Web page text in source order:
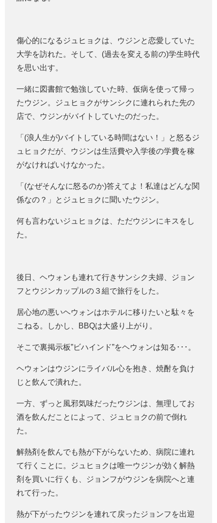
傷心的になるジュヒョクは、ウジンと恋愛していた
大学を訪れた。そして、(過去を変える前の)学生時代
を思い出す。
一緒に図書館で勉強していた時、仮病を使って帰っ
たウジン。ジュヒョクがサンシクに連れられた先の
店で、ウジンがバイトしていたのだった。
「(浪人生が)バイトしている時間はない！」と怒るジ
ュヒョクだが、ウジンは生活費や入学後の学費を稼
がなければいけなかった。
「(なぜそんなに怒るのか)答えてよ！私達はどんな関
係なの？」とジュヒョクに聞いたウジン。
何も言わないジュヒョクは、ただウジンにキスをし
た。
後日、ヘウォンも連れて行きサンシク夫婦、ジョン
フとウジンカップルの３組で旅行をした。
居心地の悪いヘウォンはホテルに移りたいと駄々を
こねる。しかし、BBQは大盛り上がり。
そこで裏掲示板”ビハインド”をヘウォンは知る･･･。
ヘウォンはウジンにライバル心を抱き、焼酎を負け
じと飲んで潰れた。
一方、ずっと風邪気味だったウジンは、無理してお
酒を飲んだことによって、ジュヒョクの前で倒れ
た。
解熱剤を飲んでも熱が下がらないため、病院に連れ
て行くことに。ジュヒョクは唯一ウジンが効く解熱
剤を買いに行くも、ジョンフがウジンを病院へと連
れて行った。
熱が下がったウジンを連れて戻ったジョンフを出迎